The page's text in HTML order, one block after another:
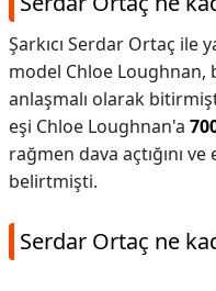
Şarkıcı Serdar Ortaç ile
model Chloe Loughnan,
anlaşmalı olarak
eşi Chloe Loughnan'a
rağmen dava açtığını
belirtmişti.
Serdar Ortaç ne